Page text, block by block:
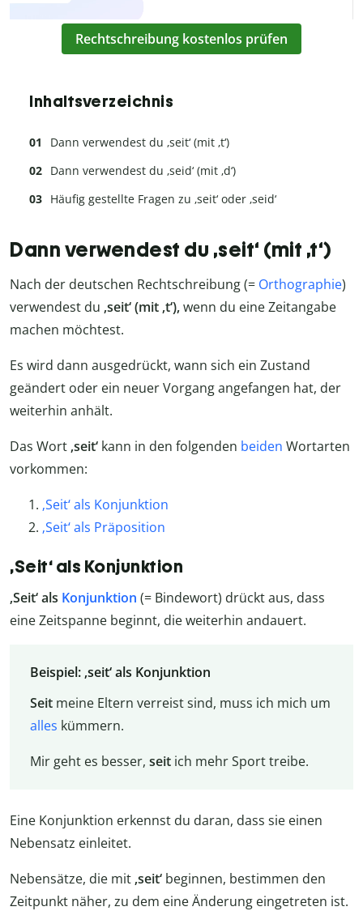
Rechtschreibung kostenlos prüfen
Inhaltsverzeichnis
Dann verwendest du ‚seit‘ (mit ‚t‘)
Dann verwendest du ‚seid‘ (mit ‚d‘)
Häufig gestellte Fragen zu ‚seit‘ oder ‚seid‘
Dann verwendest du ‚seit‘ (mit ‚t‘)
Nach der deutschen Rechtschreibung (= Orthographie)
verwendest du ‚seit‘ (mit ‚t‘),wenn du eine Zeitangabe
machen möchtest.
Es wird dann ausgedrückt, wann sich ein Zustand
geändert oder ein neuer Vorgang angefangen hat, der
weiterhin anhält.
Das Wort ‚seit‘ kann in den folgenden beiden Wortarten
vorkommen:
‚Seit‘ als Konjunktion
‚Seit‘ als Präposition
‚Seit‘ als Konjunktion
‚Seit‘ als Konjunktion (= Bindewort) drückt aus, dass
eine Zeitspanne beginnt, die weiterhin andauert.
Beispiel: ‚seit‘ als Konjunktion
Seit meine Eltern verreist sind, muss ich mich um
alles kümmern.
Mir geht es besser, seitich mehr Sport treibe.
Eine Konjunktion erkennst du daran, dass sie einen
Nebensatz einleitet.
Nebensätze, die mit ‚seit‘ beginnen, bestimmen den
Zeitpunkt näher, zu dem eine Änderung eingetreten ist.